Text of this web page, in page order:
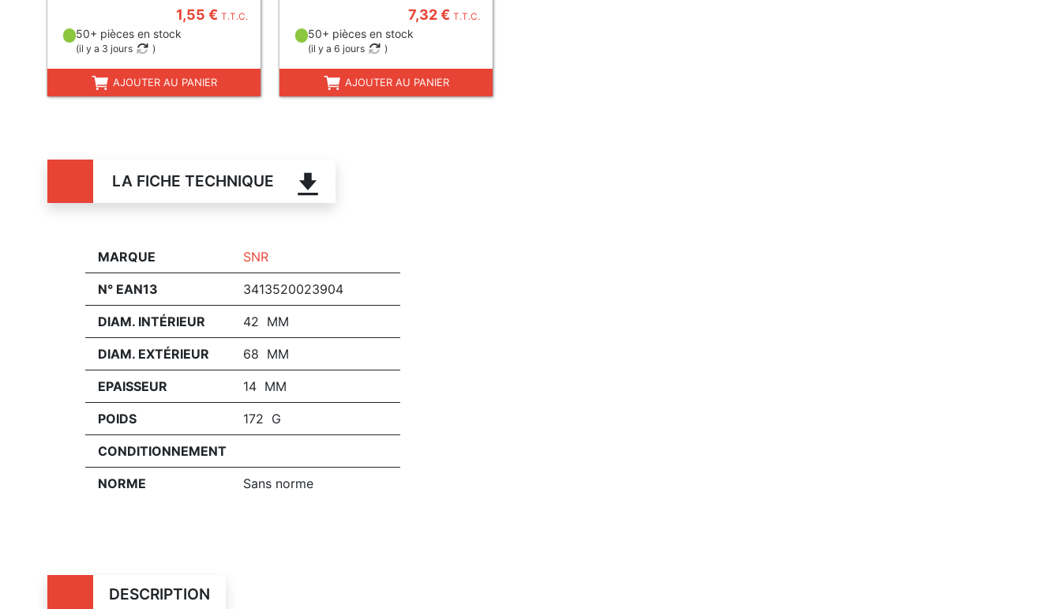
1,55 € T.T.C.
50+ pièces en stock
(il y a 3 jours )
AJOUTER AU PANIER
7,32 € T.T.C.
50+ pièces en stock
(il y a 6 jours )
AJOUTER AU PANIER
LA FICHE TECHNIQUE
MARQUE SNR
N° EAN13 3413520023904
DIAM. INTÉRIEUR 42 MM
DIAM. EXTÉRIEUR 68 MM
EPAISSEUR 14 MM
POIDS 172 G
CONDITIONNEMENT
NORME Sans norme
DESCRIPTION